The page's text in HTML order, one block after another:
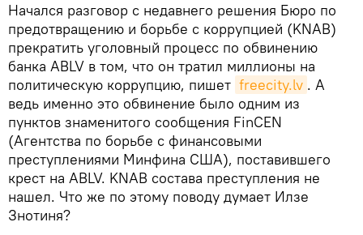
Начался разговор с недавнего решения Бюро по
предотвращению и борьбе с коррупцией (KNAB)
прекратить уголовный процесс по обвинению
банка ABLV в том, что он тратил миллионы на
политическую коррупцию, пишет freecity.lv . А
ведь именно это обвинение было одним из
пунктов знаменитого сообщения FinCEN
(Агентства по борьбе с финансовыми
преступлениями Минфина США), поставившего
крест на ABLV. KNAB состава преступления не
нашел. Что же по этому поводу думает Илзе
Знотиня?